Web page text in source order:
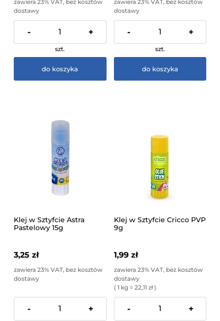
zawiera 23% VAT, bez kosztów
dostawy
- +
szt.
do koszyka
zawiera 23% VAT, bez kosztów
dostawy
- +
szt.
do koszyka
Klej w Sztyfcie Astra
Pastelowy 15g
3,25 zł
zawiera 23% VAT, bez kosztów
dostawy
- +
Klej w Sztyfcie Cricco PVP
9g
1,99 zł
zawiera 23% VAT, bez kosztów
dostawy
( 1 kg = 22,11 zł )
- +